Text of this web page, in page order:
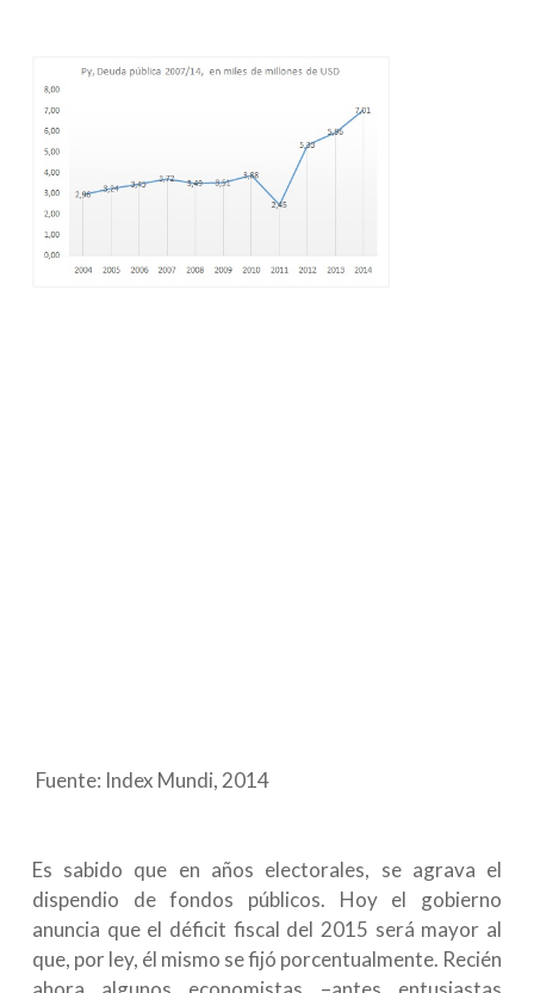
Fuente: Index Mundi, 2014
Es sabido que en años electorales, se agrava el
dispendio de fondos públicos. Hoy el gobierno
anuncia que el déficit fiscal del 2015 será mayor al
que, por ley, él mismo se fijó porcentualmente. Recién